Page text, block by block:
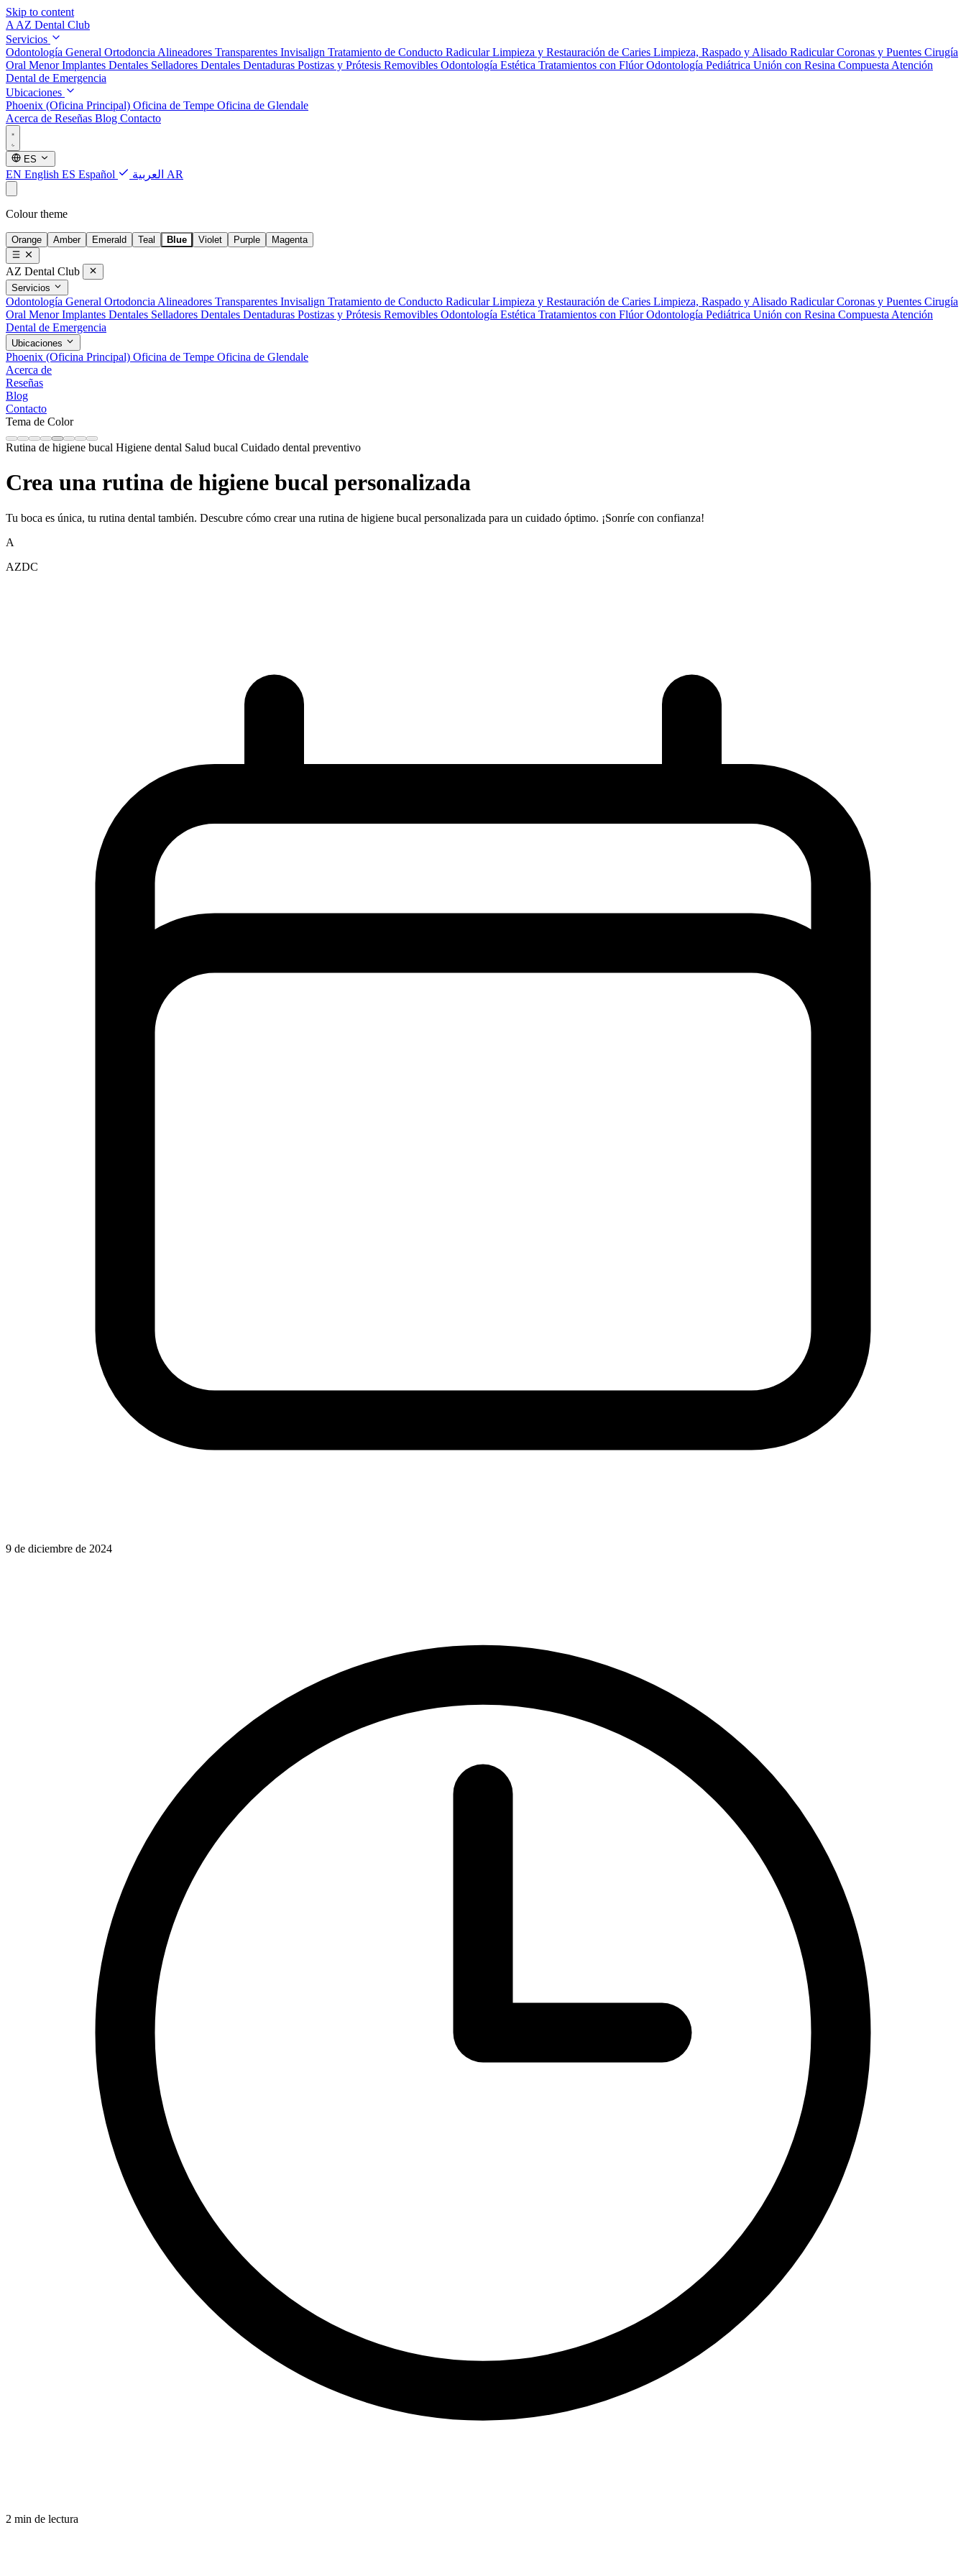
Skip to content
A AZ Dental Club
Servicios
Odontología General Ortodoncia Alineadores Transparentes Invisalign Tratamiento de Conducto RadicularLimpieza y Restauración de Caries Limpieza, Raspado y Alisado RadicularCoronas y Puentes Cirugía
Oral MenorImplantes Dentales Selladores Dentales Dentaduras Postizas y Prótesis Removibles Odontología Estética Tratamientos con FlúorOdontología Pediátrica Unión con Resina Compuesta Atención
Dental de Emergencia
Ubicaciones
Phoenix (Oficina Principal) Oficina de Tempe Oficina de Glendale
Acerca de Reseñas Blog Contacto
ES
EN English ES Español AR العربية
Colour theme
Orange Amber Emerald Teal Blue Violet Purple Magenta
AZ Dental Club
Servicios
Odontología General Ortodoncia Alineadores Transparentes Invisalign Tratamiento de Conducto RadicularLimpieza y Restauración de Caries Limpieza, Raspado y Alisado RadicularCoronas y Puentes Cirugía
Oral MenorImplantes Dentales Selladores Dentales Dentaduras Postizas y Prótesis Removibles Odontología Estética Tratamientos con FlúorOdontología Pediátrica Unión con Resina Compuesta Atención
Dental de Emergencia
Ubicaciones
Phoenix (Oficina Principal) Oficina de Tempe Oficina de Glendale
Acerca de
Reseñas
Blog
Contacto
Tema de Color
Rutina de higiene bucal Higiene dental Salud bucal Cuidado dental preventivo
Crea una rutina de higiene bucal personalizada
Tu boca es única, tu rutina dental también. Descubre cómo crear una rutina de higiene bucal personalizada para un cuidado óptimo. ¡Sonríe con confianza!
A
AZDC
9 de diciembre de 2024
2 min de lectura